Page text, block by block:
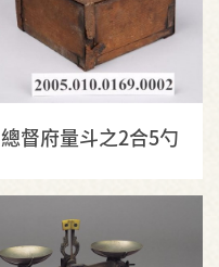
總督府量斗之2合5勺